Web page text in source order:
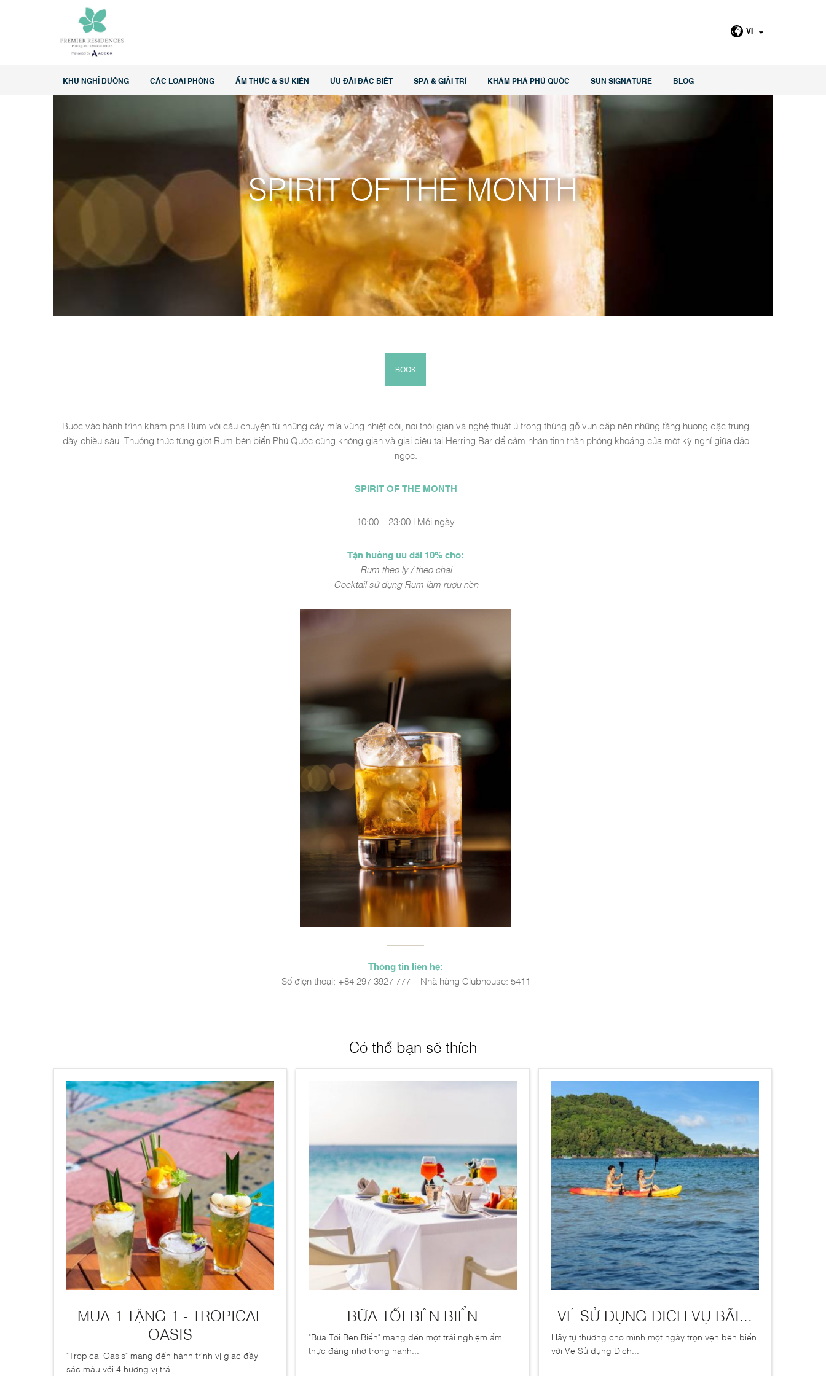
VI
KHU NGHỈ DƯỠNG CÁC LOẠI PHÒNG ẨM THỰC & SỰ KIỆN ƯU ĐÃI ĐẶC BIỆT SPA & GIẢI TRÍ KHÁM PHÁ PHÚ QUỐC SUN SIGNATURE BLOG
Home > Ưu đãi đặc biệt
SPIRIT OF THE MONTH
BOOK
Bước vào hành trình khám phá Rum với câu chuyện từ những cây mía vùng nhiệt đới, nơi thời gian và nghệ thuật ủ trong thùng gỗ vun đắp nên những tầng hương đặc trưng
đầy chiều sâu. Thưởng thức từng giọt Rum bên biển Phú Quốc cùng không gian và giai điệu tại Herring Bar để cảm nhận tinh thần phóng khoáng của một kỳ nghỉ giữa đảo
ngọc.
SPIRIT OF THE MONTH
10:00 – 23:00 | Mỗi ngày
Tận hưởng ưu đãi 10% cho:
Rum theo ly / theo chai
Cocktail sử dụng Rum làm rượu nền
Thông tin liên hệ:
Số điện thoại: +84 297 3927 777 – Nhà hàng Clubhouse: 5411
Có thể bạn sẽ thích
MUA 1 TẶNG 1 - TROPICAL
OASIS
"Tropical Oasis" mang đến hành trình vị giác đầy
sắc màu với 4 hương vị trái...
BỮA TỐI BÊN BIỂN
"Bữa Tối Bên Biển" mang đến một trải nghiệm ẩm
thực đáng nhớ trong hành...
VÉ SỬ DỤNG DỊCH VỤ BÃI...
Hãy tự thưởng cho mình một ngày trọn vẹn bên biển
với Vé Sử dụng Dịch...